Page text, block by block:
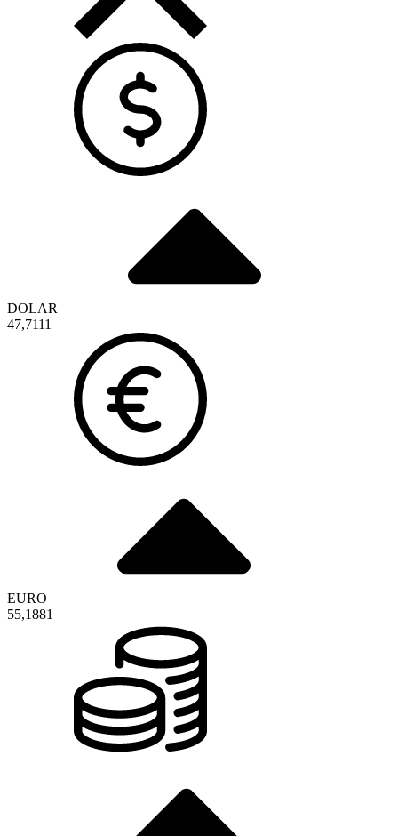
DOLAR
47,7111
EURO
55,1881